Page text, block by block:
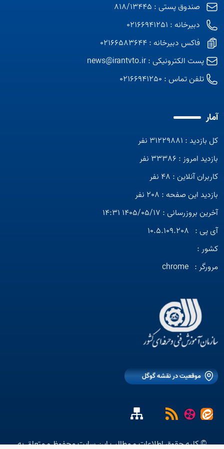
Open
Open
صندوق پستی : 818/13445
دبیرخانه : 02166941251
فاکس دبیرخانه : 02166583644
پست الکترونیکی :news@irantvto.ir
تلفن تماس : 02166941250
آمار
کل بازدید : 31229881 نفر
بازدید امروز : 33386 نفر
کاربران آنلاین : 48 نفر
بازدید این صفحه : 208 نفر
آخرین بروزرسانی : 1405/05/17 14:31
آی پی : 10.5.109.208
کشور :
مرورگر : chrome
موقعیت در نقشه گوگل
© کلیه حقوق اطلاعات و مطالب این سایت محفوظ و متعلق به